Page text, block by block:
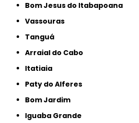
Bom Jesus do Itabapoana
Vassouras
Tanguá
Arraial do Cabo
Itatiaia
Paty do Alferes
Bom Jardim
Iguaba Grande